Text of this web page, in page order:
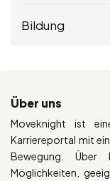
Bildung
Über uns
Moveknight ist
Karriereportal mit
Bewegung. Über
Möglichkeiten,